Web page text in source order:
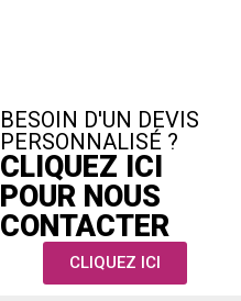
BESOIN D'UN DEVIS
PERSONNALISÉ ?
CLIQUEZ ICI
POUR NOUS
CONTACTER
CLIQUEZ ICI